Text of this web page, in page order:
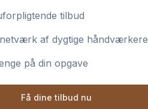
tilbud
af dygtige håndværkere
på din opgave
Få dine tilbud nu